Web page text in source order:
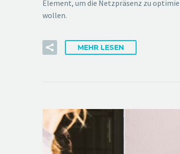
Element, um die Netzpräsenz zu
wollen.
MEHR LESEN